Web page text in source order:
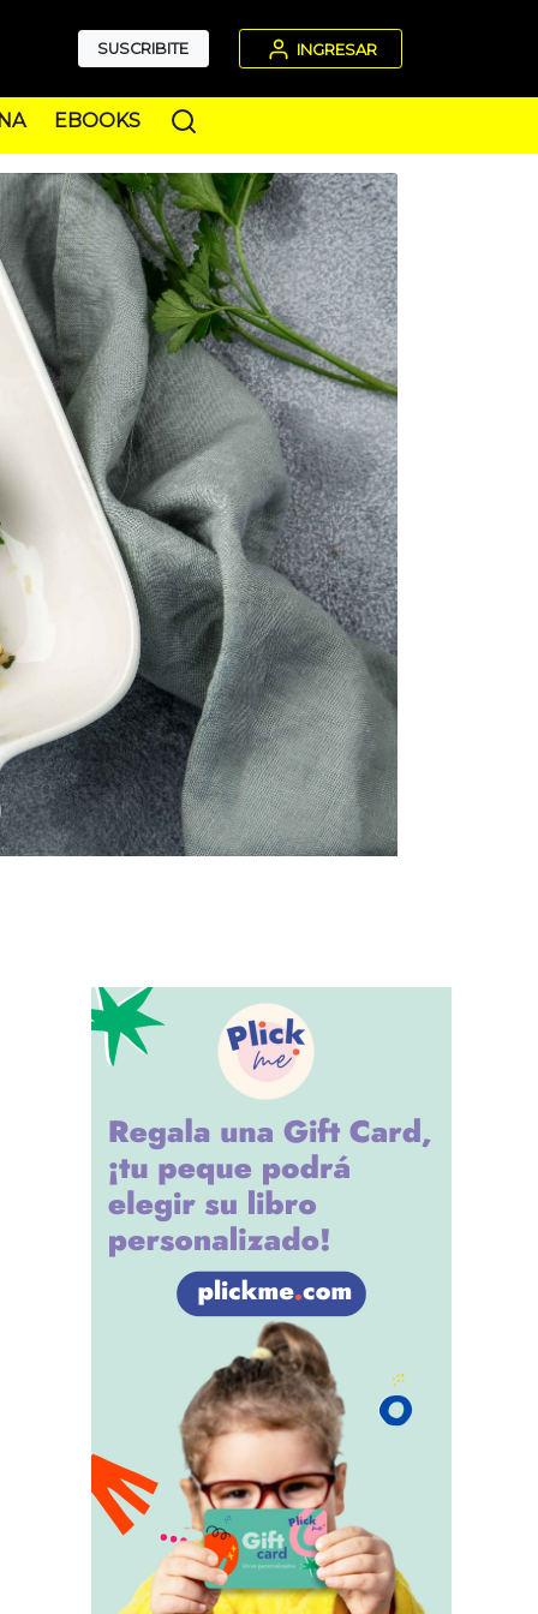
SUSCRIBITE INGRESAR
EBOOKS